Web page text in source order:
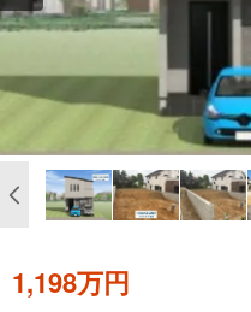
1,198万円